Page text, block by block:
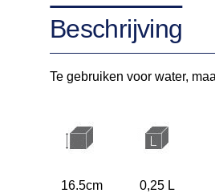
Beschrijving
Te gebruiken voor water,
16.5cm 0,25 L